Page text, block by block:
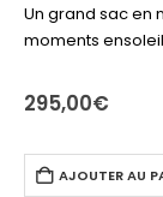
Un grand sac en
moments
lunettes… tout y
295,00€
AJOUTER AU